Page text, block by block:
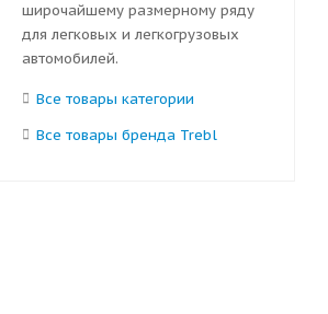
широчайшему размерному ряду
для легковых и легкогрузовых
автомобилей.
Все товары категории
Все товары бренда Trebl